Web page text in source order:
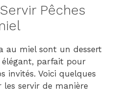
Pêches
au miel sont un dessert
parfait pour
invités. Voici quelques
les servir de manière